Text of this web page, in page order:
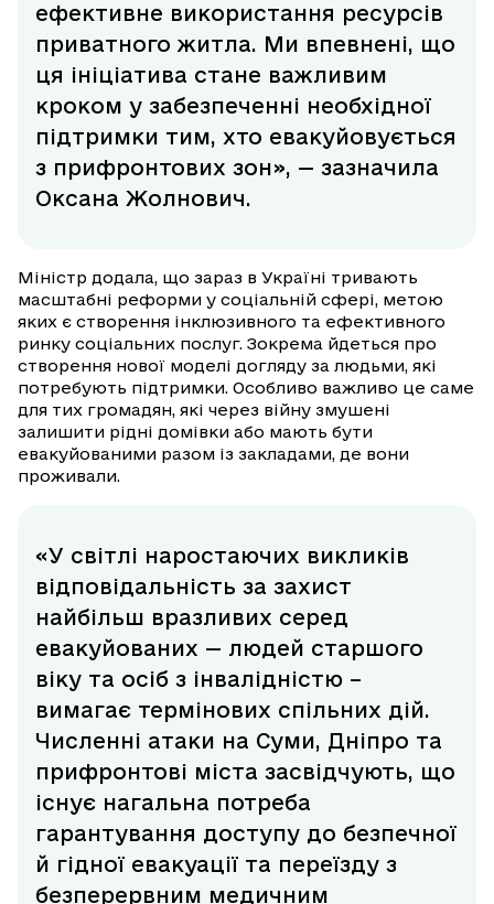
ефективне використання ресурсів
приватного житла. Ми впевнені, що
ця ініціатива стане важливим
кроком у забезпеченні необхідної
підтримки тим, хто евакуйовується
з прифронтових зон», — зазначила
Оксана Жолнович.
Міністр додала, що зараз в Україні тривають
масштабні реформи у соціальній сфері, метою
яких є створення інклюзивного та ефективного
ринку соціальних послуг. Зокрема йдеться про
створення нової моделі догляду за людьми, які
потребують підтримки. Особливо важливо це саме
для тих громадян, які через війну змушені
залишити рідні домівки або мають бути
евакуйованими разом із закладами, де вони
проживали.
«У світлі наростаючих викликів
відповідальність за захист
найбільш вразливих серед
евакуйованих — людей старшого
віку та осіб з інвалідністю –
вимагає термінових спільних дій.
Численні атаки на Суми, Дніпро та
прифронтові міста засвідчують, що
існує нагальна потреба
гарантування доступу до безпечної
й гідної евакуації та переїзду з
безперервним медичним